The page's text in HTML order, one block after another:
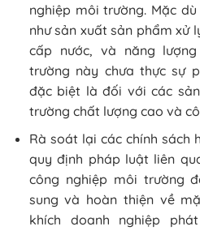
nghiệp môi trường. Mặc
như sản xuất sản phẩm xử
cấp nước, và năng
trường này chưa thực sự
đặc biệt là đối với các
trường chất lượng cao và
Rà soát lại các chính sách
quy định pháp luật liên
công nghiệp môi trường
sung và hoàn thiện về
khích doanh nghiệp